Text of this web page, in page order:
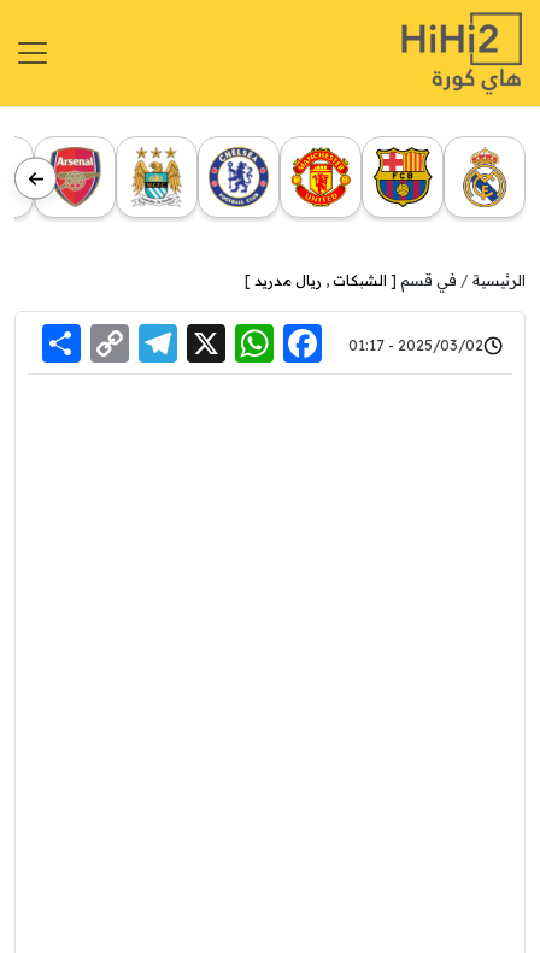
الرئيسية في قسم [ الشبكات , ريال مدريد ]
2025/03/02 - 01:17
Facebook
WhatsApp
X
Link